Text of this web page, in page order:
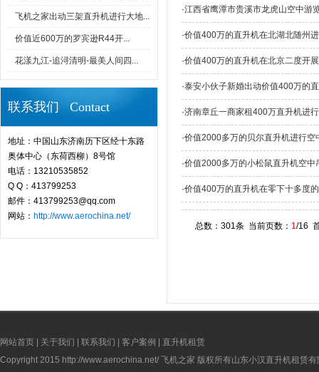
飞机之家出动三架直升机进行大地...
价值近600万的罗宾逊R44开...
花漾九江-追浔清明-最美人间四...
联系我们 Contact
地址：中国山东济南历下区经十东路
奥体中心（东荷西柳）8号馆
电话：13210535852
Q Q：413799253
邮件：413799253@qq.com
网站： http://www.aerochina.net/
·江西省鹰潭市贵溪市龙虎山空中游
·价值400万的直升机在北湖北随州
·价值400万的直升机在北京二度开
·泰安小伙子新婚出动价值400万的
·济南章丘一商家租400万直升机进
·价值2000多万的贝尔直升机进行空
·价值2000多万的小松鼠直升机空中
·价值400万的直升机在零下十多度
总数：301条 当前页数： 1/16
网站首页 关于我们 联系我们 客户案例
直升机租赁
Copyright 2015 http://www.aerochina.net/ 飞机之家 版权所有山东小汉直升机租赁有